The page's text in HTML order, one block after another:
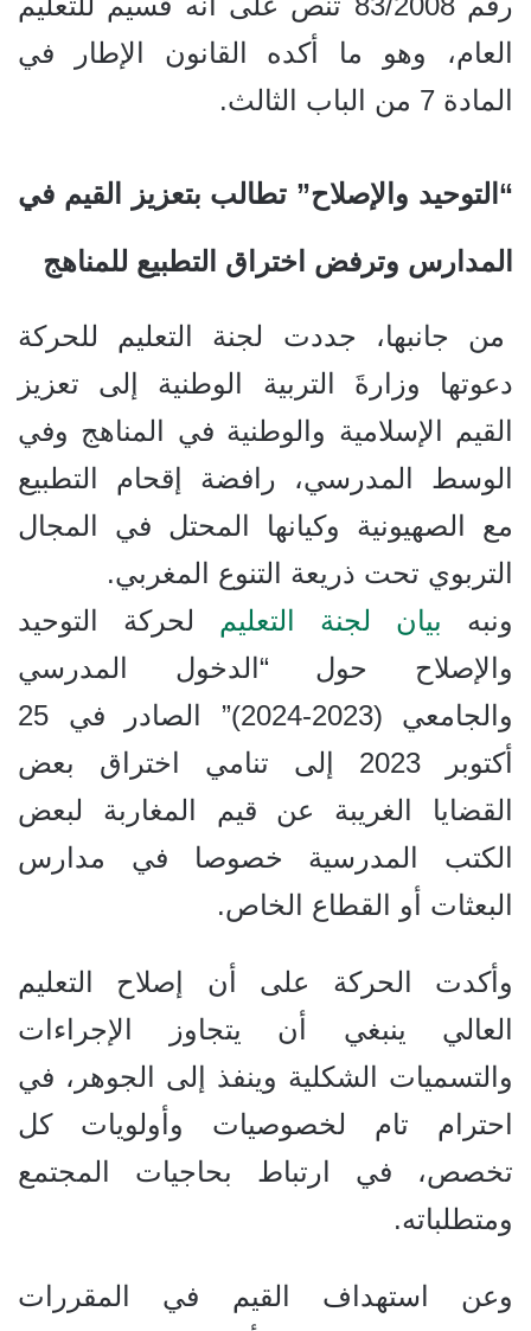
العام، وهو ما أكده القانون الإطار في
المادة 7 من الباب الثالث.
“التوحيد والإصلاح” تطالب بتعزيز القيم في
المدارس وترفض اختراق التطبيع للمناهج
من جانبها، جددت لجنة التعليم للحركة
دعوتها وزارةَ التربية الوطنية إلى تعزيز
القيم الإسلامية والوطنية في المناهج وفي
الوسط المدرسي، رافضة إقحام التطبيع
مع الصهيونية وكيانها المحتل في المجال
التربوي تحت ذريعة التنوع المغربي.
ونبه بيان لجنة التعليم لحركة التوحيد
والإصلاح حول “الدخول المدرسي
والجامعي (2023-2024)” الصادر في 25
أكتوبر 2023 إلى تنامي اختراق بعض
القضايا الغريبة عن قيم المغاربة لبعض
الكتب المدرسية خصوصا في مدارس
البعثات أو القطاع الخاص.
وأكدت الحركة على أن إصلاح التعليم
العالي ينبغي أن يتجاوز الإجراءات
والتسميات الشكلية وينفذ إلى الجوهر، في
احترام تام لخصوصيات وأولويات كل
تخصص، في ارتباط بحاجيات المجتمع
ومتطلباته.
وعن استهداف القيم في المقررات